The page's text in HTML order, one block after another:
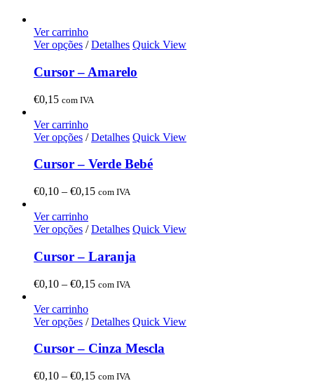
Ver carrinho
Ver opções / Detalhes Quick View
Cursor – Amarelo
€0,15 com IVA
Ver carrinho
Ver opções / Detalhes Quick View
Cursor – Verde Bebé
€0,10 – €0,15Price
through
com IVA
Ver carrinho
Ver opções / Detalhes Quick View
Cursor – Laranja
€0,10 – €0,15Price
through
com IVA
Ver carrinho
Ver opções / Detalhes Quick View
Cursor – Cinza Mescla
€0,10 – €0,15Price
com IVA